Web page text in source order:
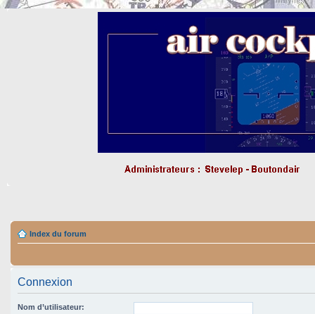
Index du forum
Connexion
Nom d’utilisateur: